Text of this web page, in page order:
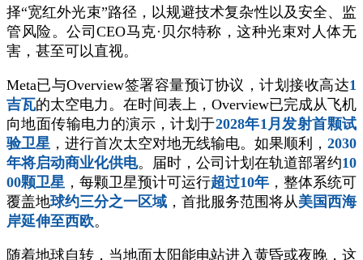
择“宽红外光束”路径，以规避技术复杂性以及安全、监
管风险。公司CEO马克·贝尔特称，这种光束对人体无
害，甚至可以直视。
Meta已与Overview签署容量预订协议，计划接收高达1
吉瓦的太空电力。在时间表上，Overview已完成从飞机
向地面传输电力的演示，计划于2028年1月发射首颗试
验卫星 ，进行首次太空对地无线输电。如果顺利， 2030
年将启动商业化供电。届时，公司计划在轨道部署约10
00颗卫星 ，每颗卫星预计可运行超过10年 ，整体系统可
覆盖地球约三分之一区域 ，首批服务范围将从美国西海
岸延伸至西欧。
随着地球自转，当地面太阳能电站进入黄昏或夜晚，这